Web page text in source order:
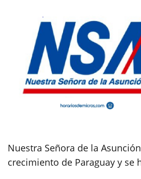
Nuestra Señora de la
crecimiento de Paraguay y